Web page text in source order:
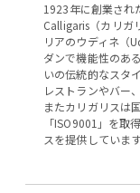
1923年に創業され
Calligaris（カリガ
リアのウディネ（
ダンで機能性のあ
いの伝統的なスタ
レストランやバー
またカリガリスは
「ISO9001」を取
スを提供しています